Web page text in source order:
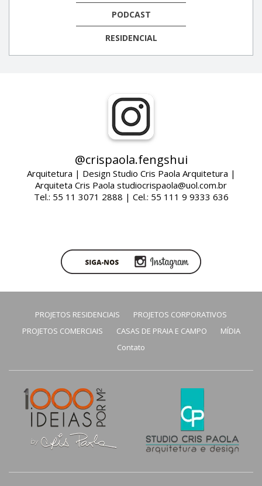
PODCAST
RESIDENCIAL
@crispaola.fengshui
Arquitetura | Design Studio Cris Paola Arquitetura |
Arquiteta Cris Paola studiocrispaola@uol.com.br
Tel.: 55 11 3071 2888 | Cel.: 55 111 9 9333 636
PROJETOS RESIDENCIAIS
PROJETOS CORPORATIVOS
PROJETOS COMERCIAIS
CASAS DE PRAIA E CAMPO
MÍDIA
Contato